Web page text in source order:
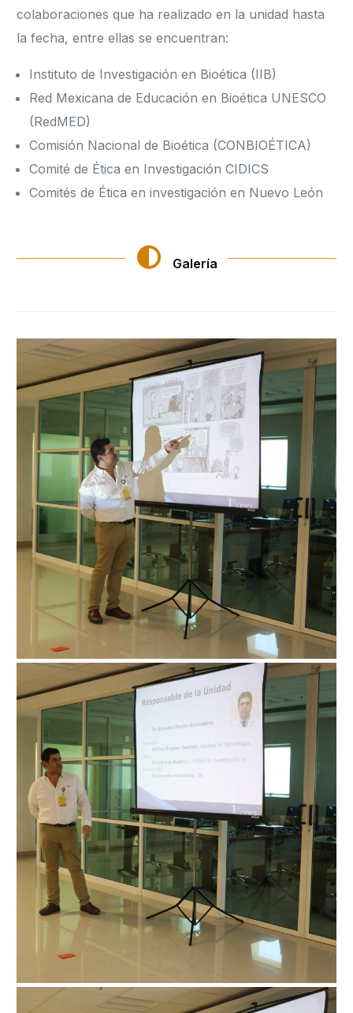
colaboraciones que ha realizado en la unidad hasta
la fecha, entre ellas se encuentran:
Instituto de Investigación en Bioética (IIB)
Red Mexicana de Educación en Bioética UNESCO
(RedMED)
Comisión Nacional de Bioética (CONBIOÉTICA)
Comité de Ética en Investigación CIDICS
Comités de Ética en investigación en Nuevo León
Galería